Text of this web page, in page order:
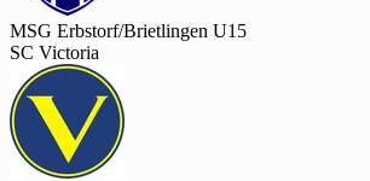
MSG Erbstorf/Brietlingen U15
SC Victoria